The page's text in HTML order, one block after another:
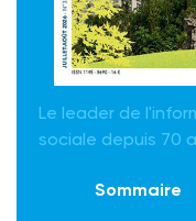
Le leader de
sociale depuis 70
Sommaire